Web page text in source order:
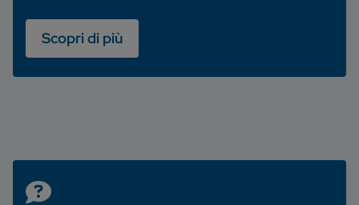
Scopri di più